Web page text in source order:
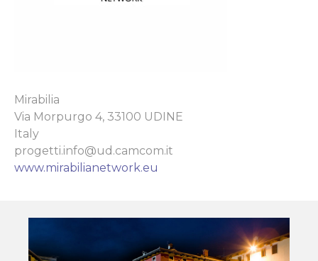
Mirabilia
Via Morpurgo 4, 33100 UDINE
Italy
progetti.info@ud.camcom.it
www.mirabilianetwork.eu